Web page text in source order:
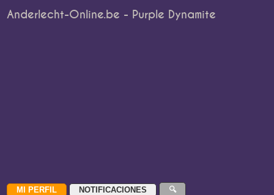
Anderlecht-Online.be - Purple Dynamite